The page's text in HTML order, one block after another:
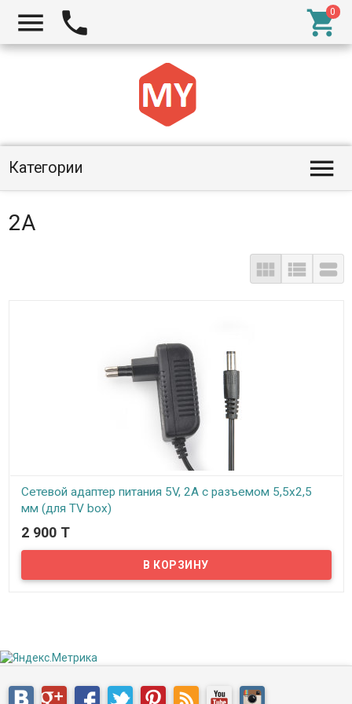
  
Категории 
2A
  
Сетевой адаптер питания 5V, 2A c разъемом 5,5x2,5
мм (для TV box)
В наличии
Представляем вам сетевой адаптер питания 5V, 2A c разъемом
2 900 T